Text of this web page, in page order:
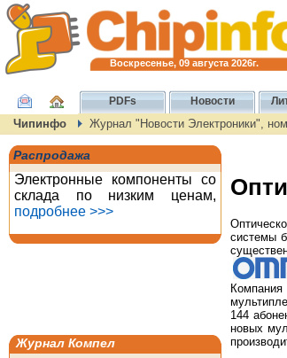
Воскресенье, 09 августа 2026г.
PDFs Новости
Чипинфо Журнал "Новости Электроники",
Распродажа
Электронные компоненты со
склада по низким ценам,
подробнее >>>
Журнал Компел
системы
144
новых